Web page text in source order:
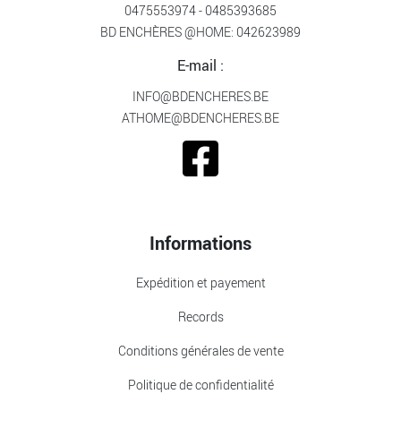
0475553974- 0485393685
BD ENCHÈRES @HOME: 042623989
E-mail :
INFO@BDENCHERES.BE
ATHOME@BDENCHERES.BE
Informations
Expédition et payement
Records
Conditions générales de vente
Politique de confidentialité